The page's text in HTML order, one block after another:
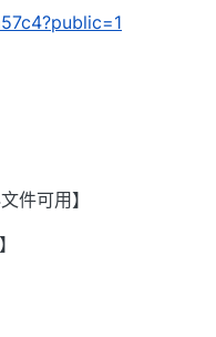
件可用】